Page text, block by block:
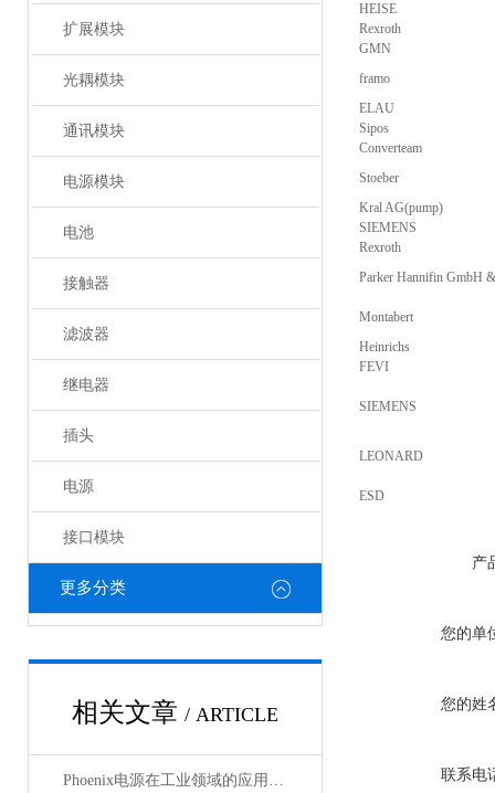
扩展模块
光耦模块
通讯模块
电源模块
电池
接触器
滤波器
继电器
插头
电源
接口模块
更多分类
相关文章 / ARTICLE
Phoenix电源在工业领域的应用与优势
HEISE
Rexroth
GMN
framo
ELAU
Sipos
Converteam
Stoeber
Kral AG(pump)
SIEMENS
Rexroth
Parker Hannifin GmbH
Montabert
Heinrichs
FEVI
SIEMENS
LEONARD
ESD
产
您的单
您的姓
联系电